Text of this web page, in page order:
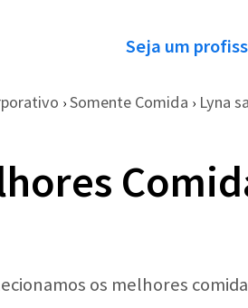
Seja um
› Somente Comida › Lyna
os melhores